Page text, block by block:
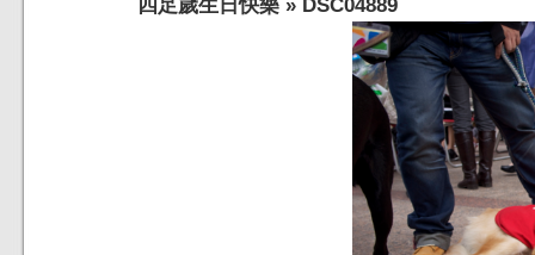
四足歲生日快樂 » DSC04889